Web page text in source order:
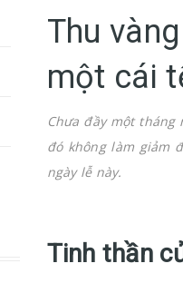
Thu
một cái
Chưa đầy một
đó không làm giảm
ngày lễ này.
Tinh thần